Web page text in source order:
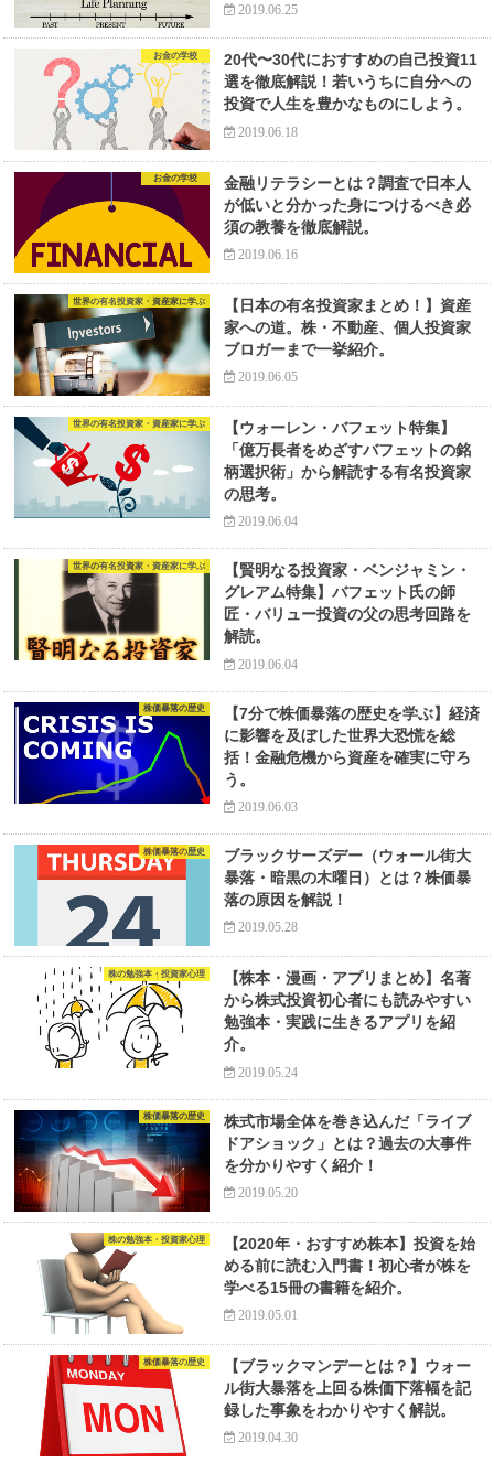
2019.06.25
お金の学校
20代〜30代におすすめの自己投資11
選を徹底解説！若いうちに自分への
投資で人生を豊かなものにしよう。
2019.06.18
お金の学校
金融リテラシーとは？調査で日本人
が低いと分かった身につけるべき必
須の教養を徹底解説。
2019.06.16
世界の有名投資家・資産家に学ぶ
【日本の有名投資家まとめ！】資産
家への道。株・不動産、個人投資家
ブロガーまで一挙紹介。
2019.06.05
世界の有名投資家・資産家に学ぶ
【ウォーレン・バフェット特集】
「億万長者をめざすバフェットの銘
柄選択術」から解読する有名投資家
の思考。
2019.06.04
世界の有名投資家・資産家に学ぶ
【賢明なる投資家・ベンジャミン・
グレアム特集】バフェット氏の師
匠・バリュー投資の父の思考回路を
解読。
2019.06.04
株価暴落の歴史
【7分で株価暴落の歴史を学ぶ】経済
に影響を及ぼした世界大恐慌を総
括！金融危機から資産を確実に守ろ
う。
2019.06.03
株価暴落の歴史
ブラックサーズデー（ウォール街大
暴落・暗黒の木曜日）とは？株価暴
落の原因を解説！
2019.05.28
株の勉強本・投資家心理
【株本・漫画・アプリまとめ】名著
から株式投資初心者にも読みやすい
勉強本・実践に生きるアプリを紹
介。
2019.05.24
株価暴落の歴史
株式市場全体を巻き込んだ「ライブ
ドアショック」とは？過去の大事件
を分かりやすく紹介！
2019.05.20
株の勉強本・投資家心理
【2020年・おすすめ株本】投資を始
める前に読む入門書！初心者が株を
学べる15冊の書籍を紹介。
2019.05.01
株価暴落の歴史
【ブラックマンデーとは？】ウォー
ル街大暴落を上回る株価下落幅を記
録した事象をわかりやすく解説。
2019.04.30